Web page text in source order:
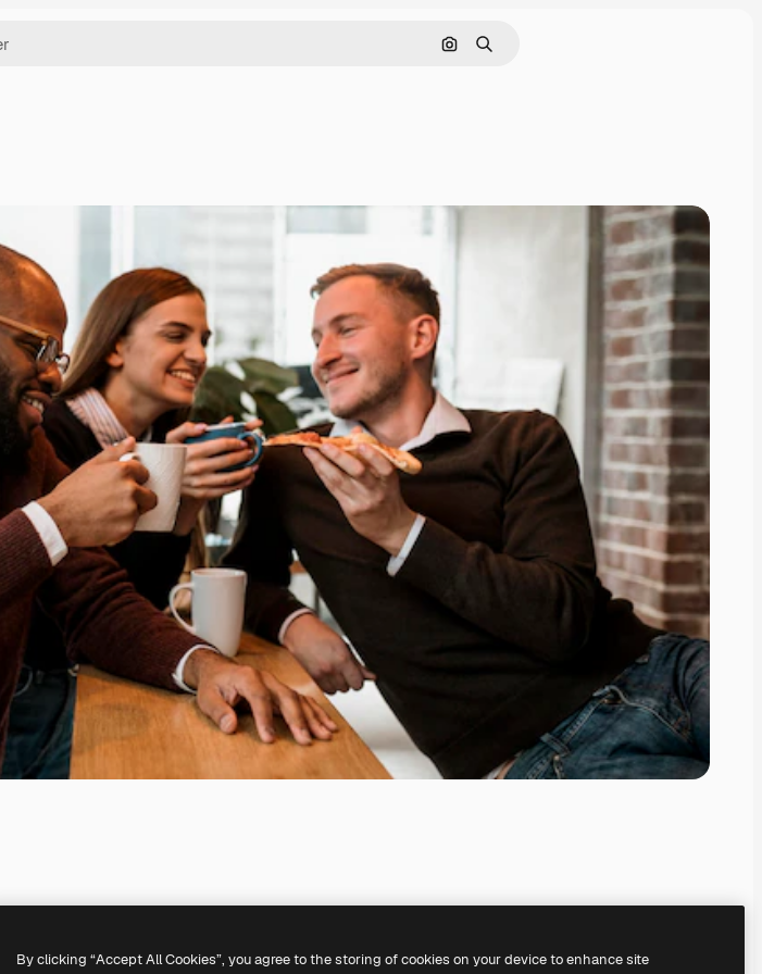
Pesquisar por imagem
Buscar
By clicking “Accept All Cookies”, you agree to the storing of cookies on your device to enhance site